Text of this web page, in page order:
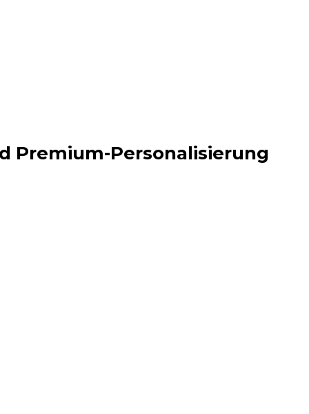
Premium-Personalisierung